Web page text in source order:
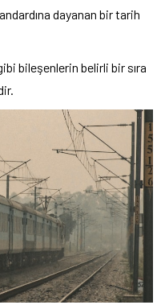
dayanan bir tarih
bileşenlerin belirli bir sıra